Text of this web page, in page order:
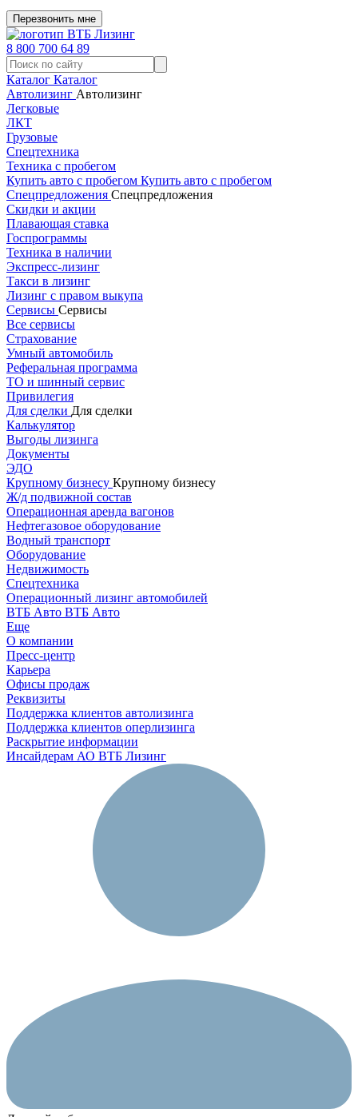
Перезвонить мне
8 800 700 64 89
Каталог Каталог
Автолизинг Автолизинг
Легковые
ЛКТ
Грузовые
Спецтехника
Техника с пробегом
Купить авто с пробегом Купить авто с пробегом
Спецпредложения Спецпредложения
Скидки и акции
Плавающая ставка
Госпрограммы
Техника в наличии
Экспресс-лизинг
Такси в лизинг
Лизинг с правом выкупа
Сервисы Сервисы
Все сервисы
Страхование
Умный автомобиль
Реферальная программа
ТО и шинный сервис
Привилегия
Для сделки Для сделки
Калькулятор
Выгоды лизинга
Документы
ЭДО
Крупному бизнесу Крупному бизнесу
Ж/д подвижной состав
Операционная аренда вагонов
Нефтегазовое оборудование
Водный транспорт
Оборудование
Недвижимость
Спецтехника
Операционный лизинг автомобилей
ВТБ Авто ВТБ Авто
Еще
О компании
Пресс-центр
Карьера
Офисы продаж
Реквизиты
Поддержка клиентов автолизинга
Поддержка клиентов оперлизинга
Раскрытие информации
Инсайдерам АО ВТБ Лизинг